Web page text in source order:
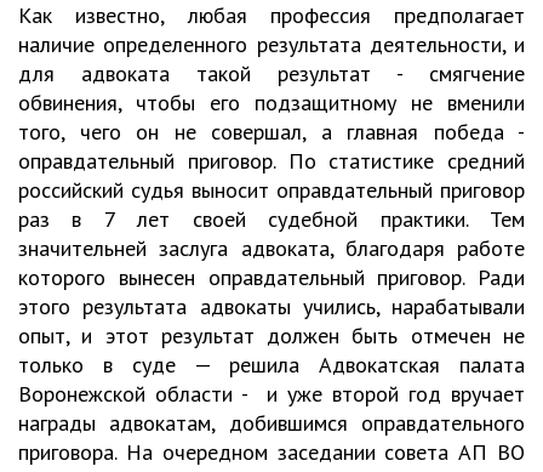
Как известно, любая профессия предполагает
наличие определенного результата деятельности, и
для адвоката такой результат - смягчение
обвинения, чтобы его подзащитному не вменили
того, чего он не совершал, а главная победа -
оправдательный приговор. По статистике средний
российский судья выносит оправдательный приговор
раз в 7 лет своей судебной практики. Тем
значительней заслуга адвоката, благодаря работе
которого вынесен оправдательный приговор. Ради
этого результата адвокаты учились, нарабатывали
опыт, и этот результат должен быть отмечен не
только в суде — решила Адвокатская палата
Воронежской области - и уже второй год вручает
награды адвокатам, добившимся оправдательного
приговора. На очередном заседании совета АП ВО